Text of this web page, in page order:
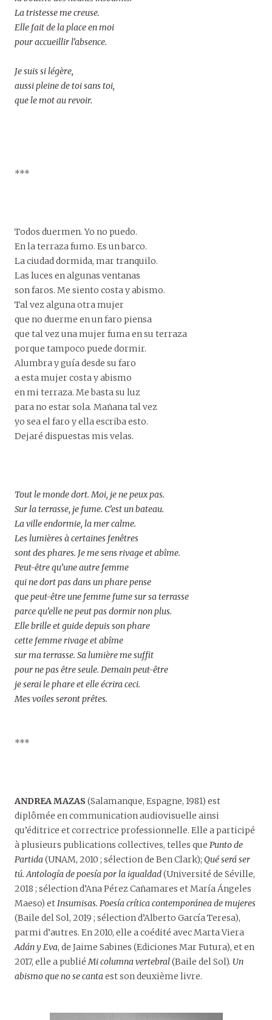
La tristesse me creuse.
Elle fait de la place en moi
pour accueillir l’absence.
Je suis si légère,
aussi pleine de toi sans toi,
que le mot au revoir.
***
Todos duermen. Yo no puedo.
En la terraza fumo. Es un barco.
La ciudad dormida, mar tranquilo.
Las luces en algunas ventanas
son faros. Me siento costa y abismo.
Tal vez alguna otra mujer
que no duerme en un faro piensa
que tal vez una mujer fuma en su terraza
porque tampoco puede dormir.
Alumbra y guía desde su faro
a esta mujer costa y abismo
en mi terraza. Me basta su luz
para no estar sola. Mañana tal vez
yo sea el faro y ella escriba esto.
Dejaré dispuestas mis velas.
Tout le monde dort. Moi, je ne peux pas.
Sur la terrasse, je fume. C’est un bateau.
La ville endormie, la mer calme.
Les lumières à certaines fenêtres
sont des phares. Je me sens rivage et abîme.
Peut-être qu’une autre femme
qui ne dort pas dans un phare pense
que peut-être une femme fume sur sa terrasse
parce qu’elle ne peut pas dormir non plus.
Elle brille et guide depuis son phare
cette femme rivage et abîme
sur ma terrasse. Sa lumière me suffit
pour ne pas être seule. Demain peut-être
je serai le phare et elle écrira ceci.
Mes voiles seront prêtes.
***
ANDREA MAZAS (Salamanque, Espagne, 1981) est
diplômée en communication audiovisuelle ainsi
qu’éditrice et correctrice professionnelle. Elle a participé
à plusieurs publications collectives, telles que Punto de
Partida(UNAM, 2010 ; sélection de Ben Clark); Qué será ser
tú. Antología de poesía por la igualdad(Université de Séville,
2018 ; sélection d’Ana Pérez Cañamares et María Ángeles
Maeso) etInsumisas. Poesía crítica contemporánea de mujeres
(Baile del Sol, 2019 ; sélection d’Alberto García Teresa),
parmi d’autres. En 2010, elle a coédité avec Marta Viera
Adán y Eva, de Jaime Sabines (Ediciones Mar Futura), et en
2017, elle a publiéMi columna vertebral(Baile del Sol). Un
abismo que no se cantaest son deuxième livre.